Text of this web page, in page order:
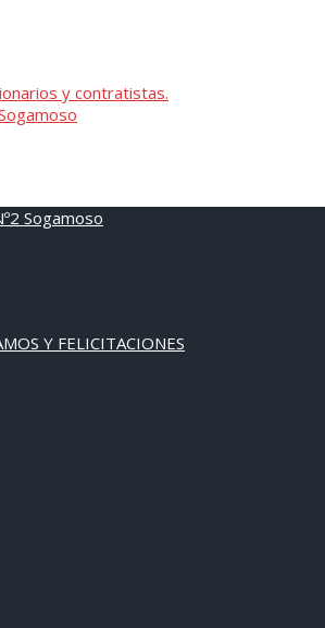
y contratistas.
Y FELICITACIONES